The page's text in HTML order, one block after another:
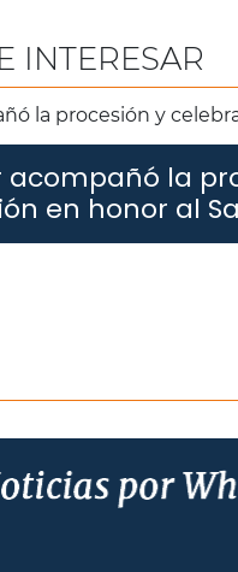
INTERESAR
acompañó la
en honor al